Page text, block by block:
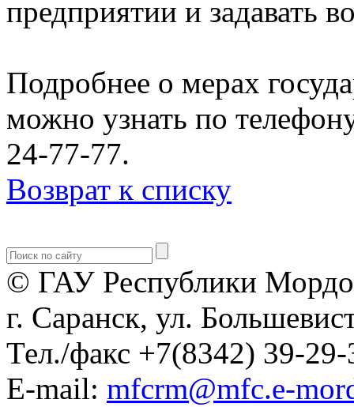
предприятии и задавать
Подробнее о мерах
можно узнать по
24-77-77.
Возврат к списку
© ГАУ Республики
г. Саранск, ул.
Тел./факс +7(8342) 39-29-
E-mail: mfcrm@mfc.e-